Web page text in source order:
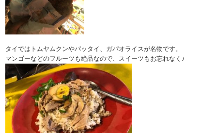
タイではトムヤムクンやパッタイ、ガパオライスが名物です。
マンゴーなどのフルーツも絶品なので、スイーツもお忘れなく♪